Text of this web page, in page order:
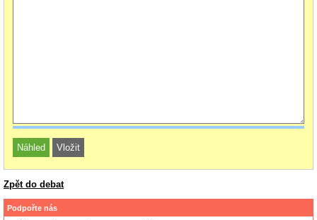
Zpět do debat
Podpořte nás